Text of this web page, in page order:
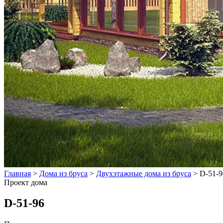
Главная > Дома из бруса > Двухэтажные дома из бруса > D-51-
Проект дома
D-51-96